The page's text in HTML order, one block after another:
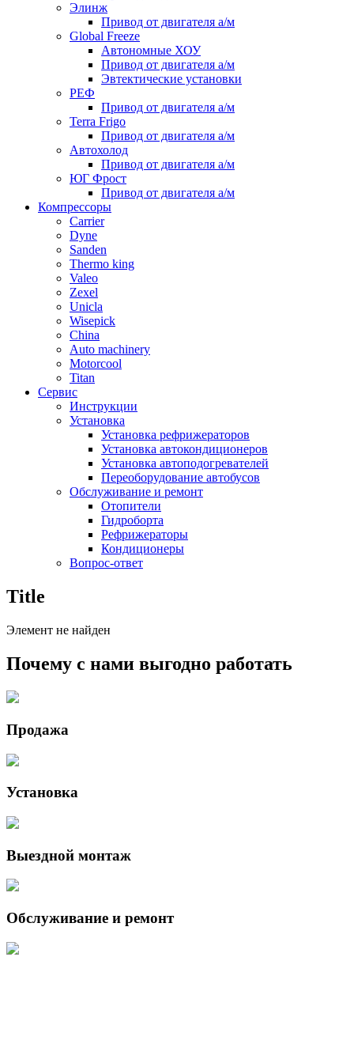
Элинж
Привод от двигателя а/м
Global Freeze
Автономные ХОУ
Привод от двигателя а/м
Эвтектические установки
РЕФ
Привод от двигателя а/м
Terra Frigo
Привод от двигателя а/м
Автохолод
Привод от двигателя а/м
ЮГ Фрост
Привод от двигателя а/м
Компрессоры
Carrier
Dyne
Sanden
Thermo king
Valeo
Zexel
Unicla
Wisepick
China
Auto machinery
Motorcool
Titan
Сервис
Инструкции
Установка
Установка рефрижераторов
Установка автокондиционеров
Установка автоподогревателей
Переоборудование автобусов
Обслуживание и ремонт
Отопители
Гидроборта
Рефрижераторы
Кондиционеры
Вопрос-ответ
Title
Элемент не найден
Почему с нами выгодно работать
Продажа
Установка
Выездной монтаж
Обслуживание и ремонт